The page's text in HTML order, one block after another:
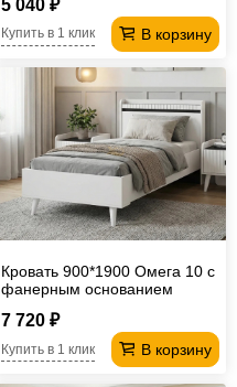
5 040 ₽
В корзину
Купить в 1 клик
Кровать 900*1900 Омега 10 с
фанерным основанием
7 720 ₽
В корзину
Купить в 1 клик